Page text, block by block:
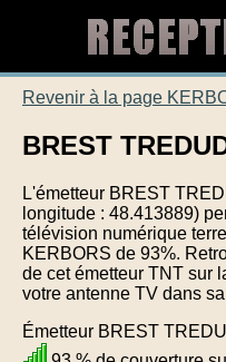
Revenir à la page
BREST
L'émetteur BREST
longitude : 48.413889)
télévision numérique
KERBORS de 93%.
de cet émetteur TNT sur
votre antenne TV dans
Émetteur BREST